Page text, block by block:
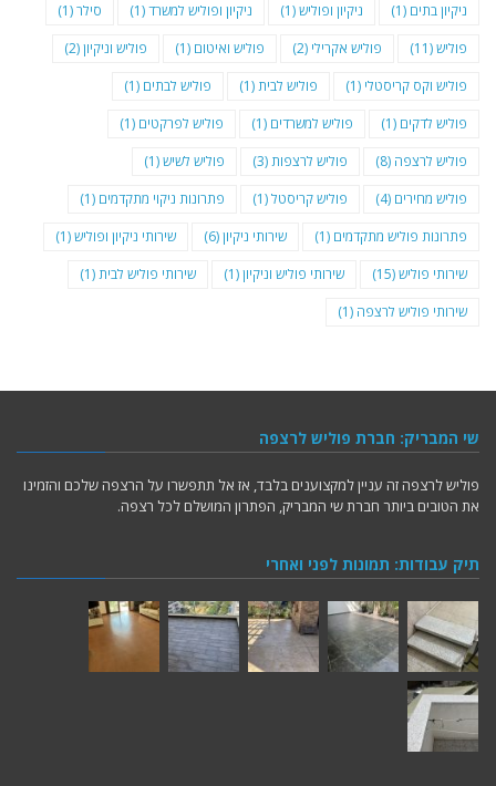
ניקיון בתים (1) ניקיון ופוליש(1) ניקיון ופוליש למשרד(1) סילר(1)
פוליש(11) פוליש אקרילי (2) פוליש ואיטום (1) פוליש וניקיון(2)
פוליש וקס קריסטלי (1) פוליש לבית(1) פוליש לבתים (1)
פוליש לדקים (1) פוליש למשרדים (1) פוליש לפרקטים (1)
פוליש לרצפה (8) פוליש לרצפות(3) פוליש לשיש(1)
פוליש מחירים (4) פוליש קריסטל(1) פתרונות ניקוי מתקדמים (1)
פתרונות פוליש מתקדמים (1) שירותי ניקיון(6) שירותי ניקיון ופוליש(1)
שירותי פוליש(15) שירותי פוליש וניקיון(1) שירותי פוליש לבית(1)
שירותי פוליש לרצפה (1)
שי המבריק: חברת פוליש לרצפה
פוליש לרצפה זה עניין למקצוענים בלבד, אז אל תתפשרו על הרצפה שלכם והזמינו
את הטובים ביותר חברת שי המבריק, הפתרון המושלם לכל רצפה.
תיק עבודות: תמונות לפני ואחרי